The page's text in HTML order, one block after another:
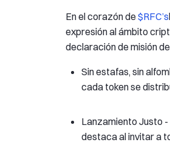
En el corazón de$RFC’s
expresión al ámbito
declaración de misión
Sin estafas, sin
cada token se
Lanzamiento Justo -
destaca al invitar a